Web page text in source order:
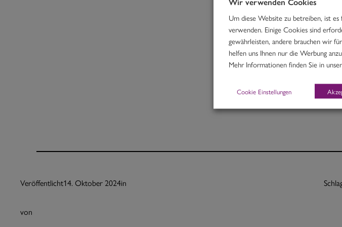
Thai Rindfleischcurry mit
D
Veröffentlicht14. Oktober 2024in
von
Um diese Website zu betreiben, ist
verwenden. Einige Cookies sind
gewährleisten, andere brauchen wir
helfen uns Ihnen nur die Werbung
Mehr Informationen finden Sie in
Cookie Einstellungen